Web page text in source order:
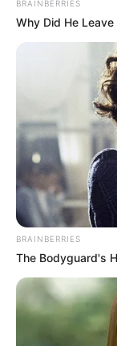
Isabella
“Olá, meu
anos. Desde
BRAINBERRIES
Why Did He
BRAINBERRIES
The Bodyguard's